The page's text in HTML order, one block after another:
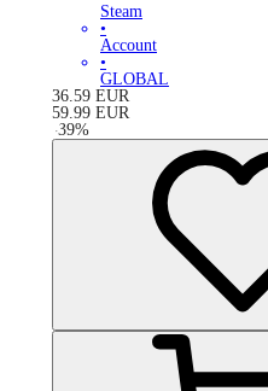
Steam
•
Account
•
GLOBAL
36.59 EUR
59.99 EUR
-39%